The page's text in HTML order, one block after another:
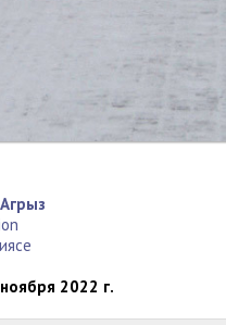
2022 г.